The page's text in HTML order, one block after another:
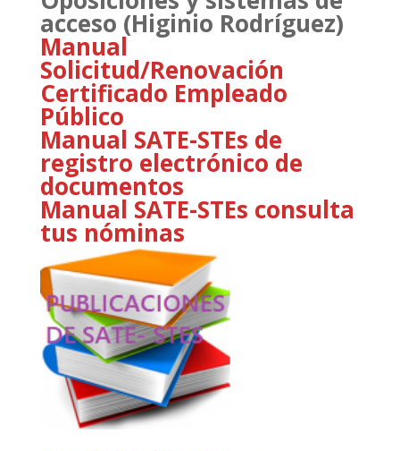
acceso (Higinio Rodríguez)
Manual
Solicitud/Renovación
Certificado Empleado
Público
Manual SATE-STEs de
registro electrónico de
documentos
Manual SATE-STEs consulta
tus nóminas